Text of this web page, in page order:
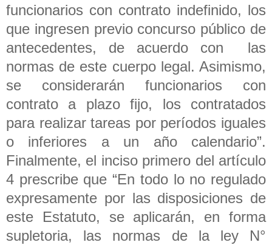
funcionarios con contrato indefinido, los
que ingresen previo concurso público de
antecedentes, de acuerdo con las
normas de este cuerpo legal. Asimismo,
se considerarán funcionarios con
contrato a plazo fijo, los contratados
para realizar tareas por períodos iguales
o inferiores a un año calendario”.
Finalmente, el inciso primero del artículo
4 prescribe que “En todo lo no regulado
expresamente por las disposiciones de
este Estatuto, se aplicarán, en forma
supletoria, las normas de la ley N°